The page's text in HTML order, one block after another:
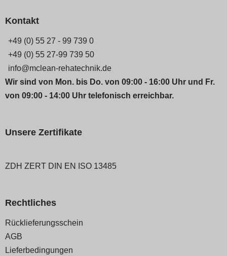
Kontakt
+49 (0) 55 27 - 99 739 0
+49 (0) 55 27-99 739 50
info@mclean-rehatechnik.de
Wir sind von Mon. bis Do. von 09:00 - 16:00 Uhr und Fr.
von 09:00 - 14:00 Uhr telefonisch erreichbar.
Unsere Zertifikate
ZDH ZERT DIN EN ISO 13485
Rechtliches
Navigation
überspringen
Rücklieferungsschein
AGB
Lieferbedingungen